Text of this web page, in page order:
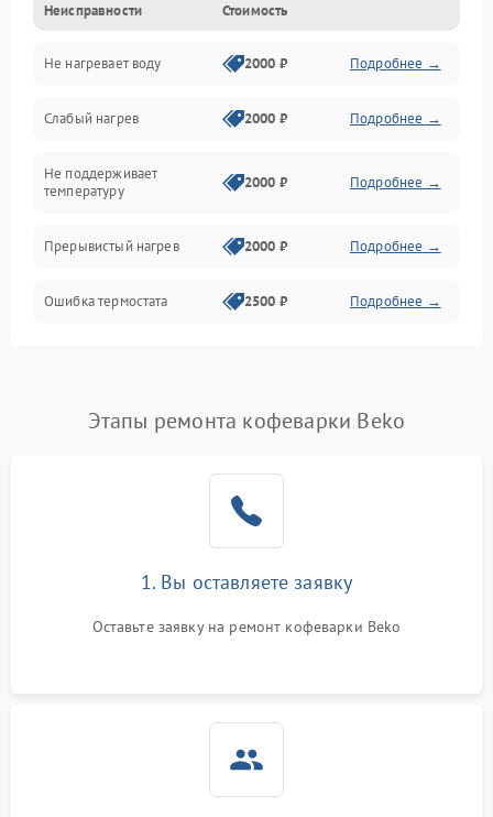
Неисправности Стоимость
Не нагревает воду 2000 ₽ Подробнее →
Слабый нагрев 2000 ₽ Подробнее →
Не поддерживает
температуру
2000 ₽ Подробнее →
Прерывистый нагрев 2000 ₽ Подробнее →
Ошибка термостата 2500 ₽ Подробнее →
Этапы ремонта кофеварки Beko
1. Вы оставляете заявку
Оставьте заявку на ремонт кофеварки Beko